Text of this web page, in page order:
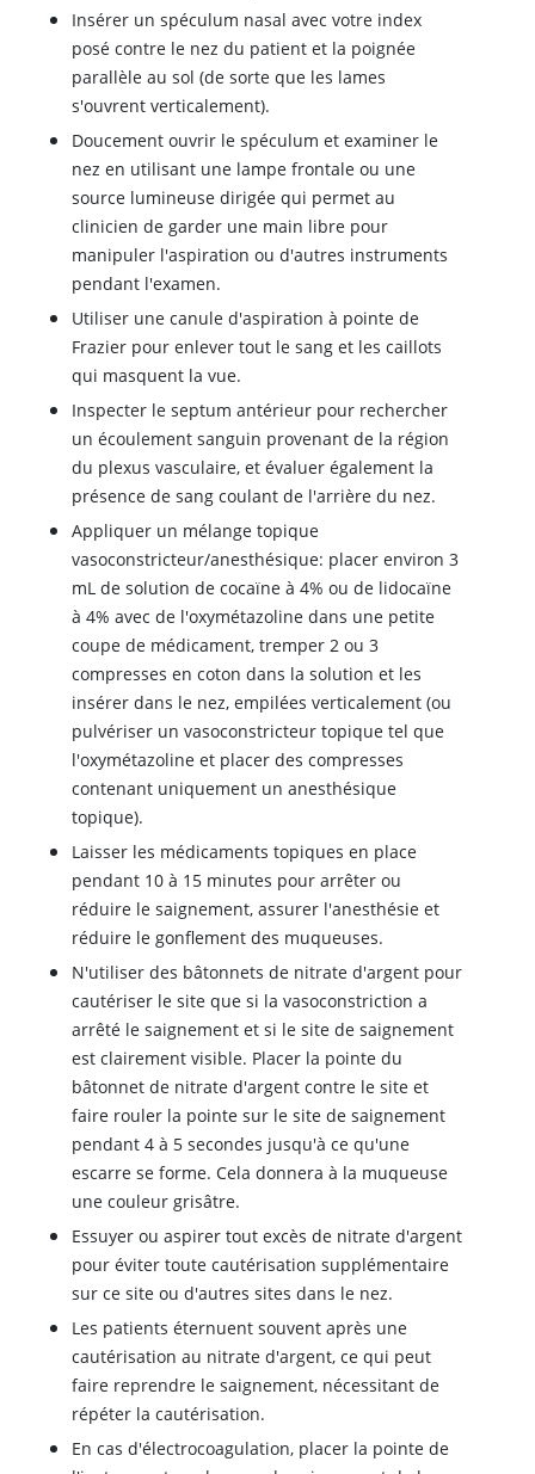
Insérer un spéculum nasal avec votre index
posé contre le nez du patient et la poignée
parallèle au sol (de sorte que les lames
s'ouvrent verticalement).
Doucement ouvrir le spéculum et examiner le
nez en utilisant une lampe frontale ou une
source lumineuse dirigée qui permet au
clinicien de garder une main libre pour
manipuler l'aspiration ou d'autres instruments
pendant l'examen.
Utiliser une canule d'aspiration à pointe de
Frazier pour enlever tout le sang et les caillots
qui masquent la vue.
Inspecter le septum antérieur pour rechercher
un écoulement sanguin provenant de la région
du plexus vasculaire, et évaluer également la
présence de sang coulant de l'arrière du nez.
Appliquer un mélange topique
vasoconstricteur/anesthésique: placer environ 3
mL de solution de cocaïne à 4% ou de lidocaïne
à 4% avec de l'oxymétazoline dans une petite
coupe de médicament, tremper 2 ou 3
compresses en coton dans la solution et les
insérer dans le nez, empilées verticalement (ou
pulvériser un vasoconstricteur topique tel que
l'oxymétazoline et placer des compresses
contenant uniquement un anesthésique
topique).
Laisser les médicaments topiques en place
pendant 10 à 15 minutes pour arrêter ou
réduire le saignement, assurer l'anesthésie et
réduire le gonflement des muqueuses.
N'utiliser des bâtonnets de nitrate d'argent pour
cautériser le site que si la vasoconstriction a
arrêté le saignement et si le site de saignement
est clairement visible. Placer la pointe du
bâtonnet de nitrate d'argent contre le site et
faire rouler la pointe sur le site de saignement
pendant 4 à 5 secondes jusqu'à ce qu'une
escarre se forme. Cela donnera à la muqueuse
une couleur grisâtre.
Essuyer ou aspirer tout excès de nitrate d'argent
pour éviter toute cautérisation supplémentaire
sur ce site ou d'autres sites dans le nez.
Les patients éternuent souvent après une
cautérisation au nitrate d'argent, ce qui peut
faire reprendre le saignement, nécessitant de
répéter la cautérisation.
En cas d'électrocoagulation, placer la pointe de